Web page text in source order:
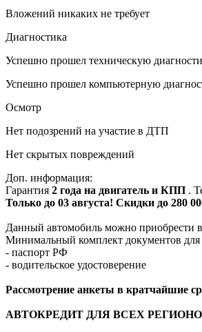
Вложений никаких не требует
Диагностика
Успешно прошел техническую
Успешно прошел компьютерную
Осмотр
Нет подозрений на участие в ДТП
Нет скрытых повреждений
Доп. информация:
Гарантия 2 года на двигатель и КПП .
Только до 03 августа! Скидки до 280
Данный автомобиль можно приобрести
Минимальный комплект документов для
- паспорт РФ
- водительское удостоверение
Рассмотрение анкеты в кратчайшие
АВТОКРЕДИТ ДЛЯ ВСЕХ